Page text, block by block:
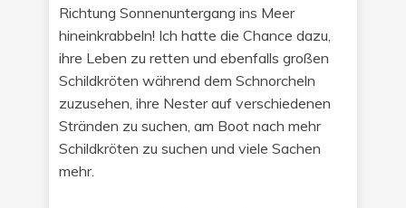
Richtung Sonnenuntergang ins Meer
hineinkrabbeln! Ich hatte die Chance dazu,
ihre Leben zu retten und ebenfalls großen
Schildkröten während dem Schnorcheln
zuzusehen, ihre Nester auf verschiedenen
Stränden zu suchen, am Boot nach mehr
Schildkröten zu suchen und viele Sachen
mehr.